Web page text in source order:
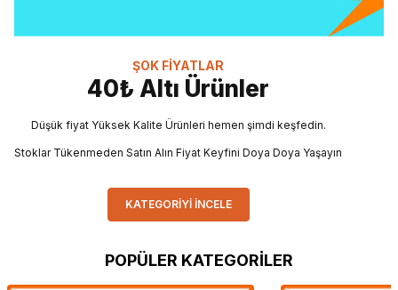
ŞOK FİYATLAR
40₺ Altı Ürünler
Düşük fiyat Yüksek Kalite Ürünleri hemen şimdi keşfedin.
Stoklar Tükenmeden Satın Alın Fiyat Keyfini Doya Doya Yaşayın
KATEGORİYİ İNCELE
POPÜLER KATEGORİLER